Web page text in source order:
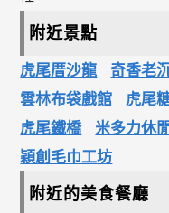
附近景點
虎尾厝沙龍 奇香老
雲林布袋戲館
虎尾
虎尾鐵橋
米多力休
穎創毛巾工坊
附近的美食餐廳